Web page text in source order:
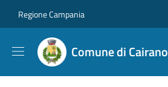
Regione Campania
Comune di Cairano